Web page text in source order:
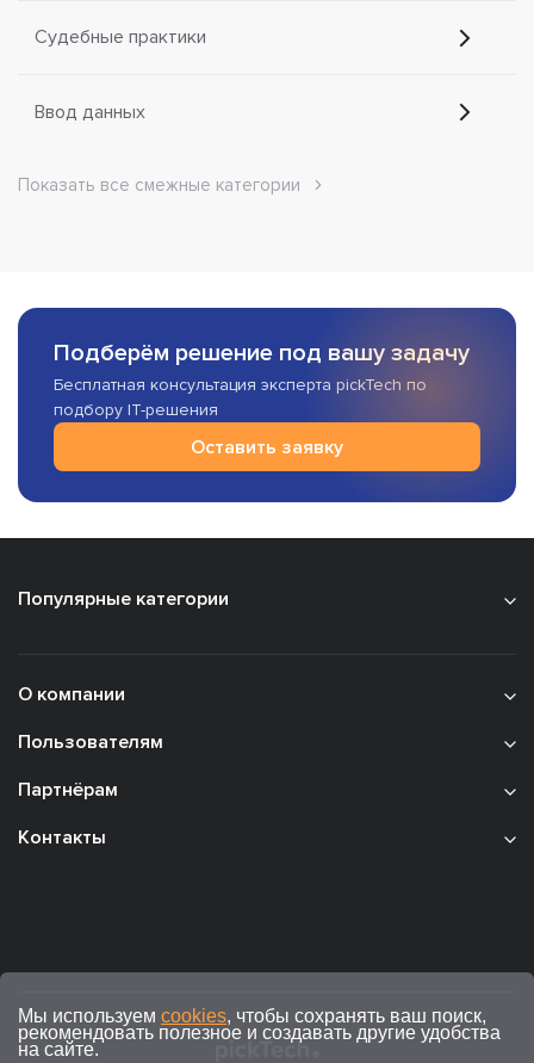
Судебные практики
Ввод данных
Показать все смежные категории
Подберём решение под вашу задачу
Бесплатная консультация эксперта pickTech по
подбору IT-решения
Оставить заявку
Популярные категории
О компании
Пользователям
Партнёрам
Контакты
Мы используем cookies, чтобы сохранять ваш поиск,
рекомендовать полезное и создавать другие удобства
на сайте.